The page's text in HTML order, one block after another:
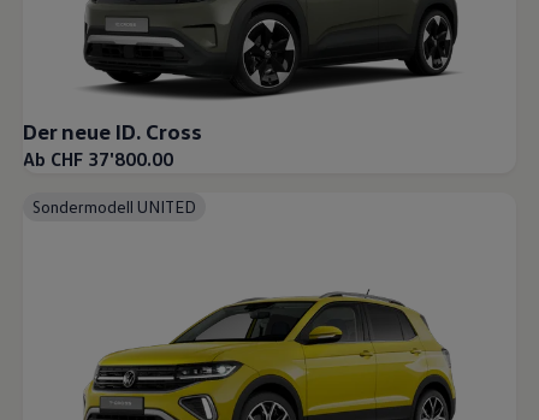
Der neue ID. Cross
Ab CHF 37'800.00
Sondermodell UNITED